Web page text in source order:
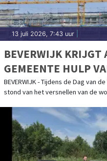
13 juli 2026, 7:43 uur
BEVERWIJK KRIJGT
GEMEENTE HULP
UITVOERING
BEVERWIJK - Tijdens de Dag van
stond van het versnellen van de